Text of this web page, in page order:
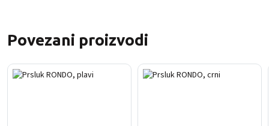
Povezani proizvodi